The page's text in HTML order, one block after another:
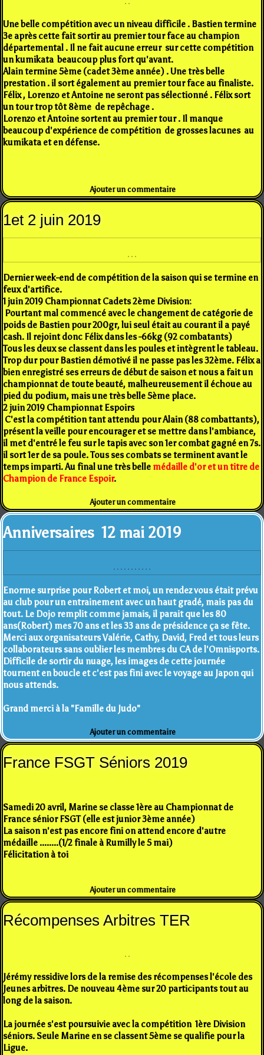
Une belle compétition avec un niveau difficile . Bastien termine
3e après cette fait sortir au premier tour face au champion
départemental . Il ne fait aucune erreur sur cette compétition
un kumikata beaucoup plus fort qu'avant.
Alain termine 5ème (cadet 3ème année) . Une très belle
prestation . il sort également au premier tour face au finaliste.
Félix , Lorenzo et Antoine ne seront pas sélectionné . Félix sort
un tour trop tôt 8ème de repêchage .
Lorenzo et Antoine sortent au premier tour . Il manque
beaucoup d'expérience de compétition de grosses lacunes au
kumikata et en défense.
Ajouter un commentaire
1et 2 juin 2019
Dernier week-end de compétition de la saison qui se termine en
feux d'artifice.
1 juin 2019 Championnat Cadets 2ème Division:
Pourtant mal commencé avec le changement de catégorie de
poids de Bastien pour 200gr, lui seul était au courant il a payé
cash. Il rejoint donc Félix dans les -66kg (92 combatants)
Tous les deux se classent dans les poules et intègrent le tableau.
Trop dur pour Bastien démotivé il ne passe pas les 32ème. Félix a
bien enregistré ses erreurs de début de saison et nous a fait un
championnat de toute beauté, malheureusement il échoue au
pied du podium, mais une très belle 5ème place.
2 juin 2019 Championnat Espoirs
C'est la compétition tant attendu pour Alain (88 combattants),
présent la veille pour encourager et se mettre dans l'ambiance,
il met d'entré le feu sur le tapis avec son 1er combat gagné en 7s.
il sort 1er de sa poule. Tous ses combats se terminent avant le
temps imparti. Au final une très belle médaille d'or et un titre de
Champion de France Espoir.
Ajouter un commentaire
Anniversaires 12 mai 2019
Enorme surprise pour Robert et moi, un rendez vous était prévu
au club pour un entrainement avec un haut gradé, mais pas du
tout. Le Dojo remplit comme jamais, il parait que les 80
ans(Robert) mes 70 ans et les 33 ans de présidence ça se fête.
Merci aux organisateurs Valérie, Cathy, David, Fred et tous leurs
collaborateurs sans oublier les membres du CA de l'Omnisports.
Difficile de sortir du nuage, les images de cette journée
tournent en boucle et c'est pas fini avec le voyage au Japon qui
nous attends.
Grand merci à la "Famille du Judo"
Ajouter un commentaire
France FSGT Séniors 2019
Samedi 20 avril, Marine se classe 1ère au Championnat de
France sénior FSGT (elle est junior 3ème année)
La saison n'est pas encore fini on attend encore d'autre
médaille ........(1/2 finale à Rumilly le 5 mai)
Félicitation à toi
Ajouter un commentaire
Récompenses Arbitres TER
Jérémy ressidive lors de la remise des récompenses l'école des
Jeunes arbitres. De nouveau 4ème sur 20 participants tout au
long de la saison.
La journée s'est poursuivie avec la compétition 1ère Division
séniors. Seule Marine en se classent 5ème se qualifie pour la
Ligue.